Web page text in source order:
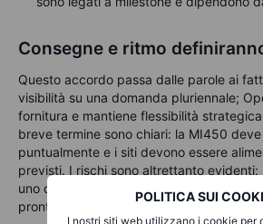
POLITICA SUI
I nostri siti web utilizzano i cookie per
Consegne e ritmo
Questo accordo passa dalle parole ai
visibilità su una domanda pluriennale;
fornitura e mantiene flessibilità
breve termine sono chiari: la MI450
puntualmente e i siti devono essere
previsti. I rischi sono altrettanto evidenti:
uno dei due fronti perché i ricavi slittino,
pronte.